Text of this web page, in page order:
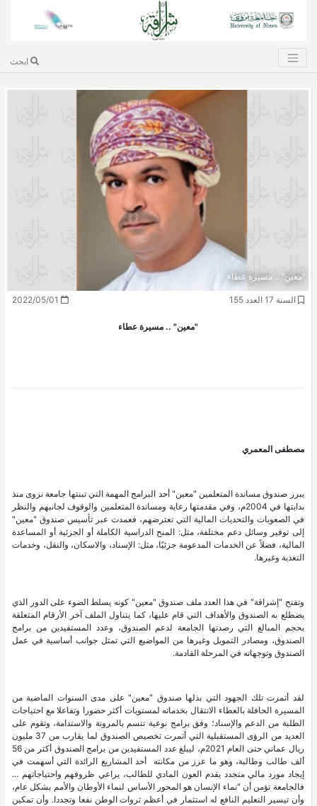
ابحث
"معين" .. مسيرة عطاء
السنة 17 العدد 155
"معين" .. مسيرة عطاء
مصطفى المعمري
يبرز صندوق مساندة المتعلمين "معين" أحد البرامج المهمة التي تبنتها جامعة نزوى منذ
بدايتها في 2004م، وفي مقدمتها رعاية ومساندة المتعلمين والوقوف لجانبهم والنظر
في الصعوبات والتحديات المالية التي تعترضهم، فعمدت عبر تأسيس صندوق "معين"
إلى توفير وسائل دعم مختلفة، مثل: المنح الدراسية الكاملة أو الجزئية أو المساعدة
المالية، فضلاً عن الخدمات المدعومة جزئيًا، مثل: الإسناد، والاسكان، والنقل، وخدمات
التغذية وغيرها.
وتفتح "إشراقة" في هذا العدد ملف صندوق "معين" كونه يسلط الضوء على الدور الذي
يضطلع به الصندوق والأهداف التي قام عليها، كما يتناول الملف آخر الأرقام المتعلقة
بحجم المبالغ التي رصدتها الجامعة لدعم الصندوق، وعدد المستفيدين من برامج
الصندوق، ومصادر التمويل وغيرها من المواضيع التي تمثل جوانب أساسية في عمل
الصندوق وتوجهاته في المرحلة القادمة.
لقد أثمرت تلك الجهود التي بذلها صندوق "معين" على مدى السنوات الماضية من
المسيرة الحافلة بالعطاء الانتقال بخدماته لمستويات أكثر حضورا وتفاعلا مع احتياجات
الطلبة من الدعم والإسناد؛ وفق برامج نوعية تتسم بالمرونة والاستدامة، وتقوم على
العديد من الرؤى المستقبلية التي أثمرت تخصيص الصندوق لما يقارب من 37 مليون
ريال عماني حتى العام 2021م، ليبلغ عدد المستفيدين من برامج الصندوق أكثر من 56
ألف طالب وطالبة، وهو ما عزز من مكانته أحد المشاريع الرائدة التي أسهمت في
إيجاد مورد مالي متجدد يقدم العون المادي للطالب، يراعي ظروفهم واحتياجاتهم ...
فالجامعة تؤمن أن "نماء الإنسان هو المحور الأساس لنماء الأوطان والأمم بشكل عام،
وأن تيسير التعليم النافع له استثمار في أعظم ثروات الوطن نفعا وتجددا. وأن تمكين